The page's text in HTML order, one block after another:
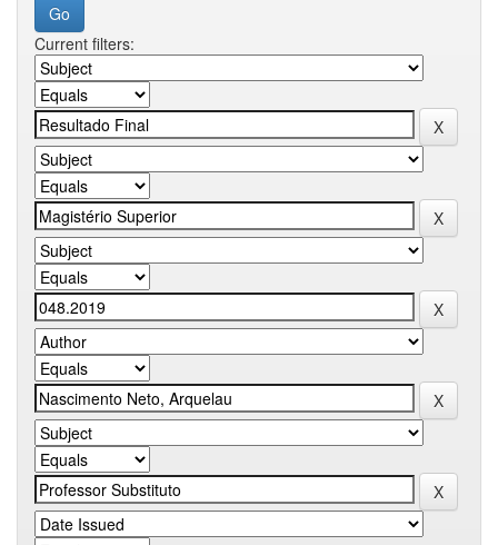
Current filters: